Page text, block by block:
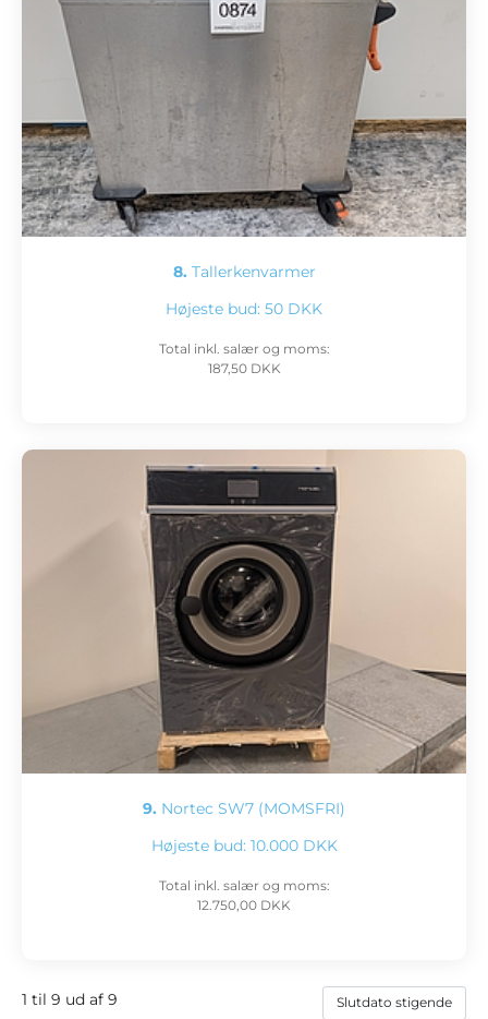
8. Tallerkenvarmer
Højeste bud: 50 DKK
Total inkl. salær og moms:
187,50 DKK
9. Nortec SW7 (MOMSFRI)
Højeste bud: 10.000 DKK
Total inkl. salær og moms:
12.750,00 DKK
1 til 9 ud af 9